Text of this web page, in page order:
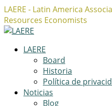
LAERE - Latin America
Resources Economists
Facebook
Twitter
Instagram
LAERE
Board
Historia
Política de
Noticias
Blog